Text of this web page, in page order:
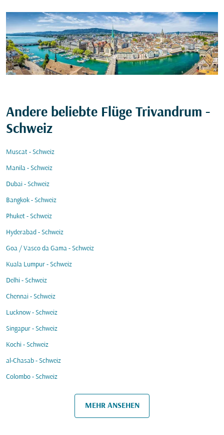
Andere beliebte Flüge Trivandrum -
Schweiz
Muscat - Schweiz
Manila - Schweiz
Dubai - Schweiz
Bangkok - Schweiz
Phuket - Schweiz
Hyderabad - Schweiz
Goa / Vasco da Gama - Schweiz
Kuala Lumpur - Schweiz
Delhi - Schweiz
Chennai - Schweiz
Lucknow - Schweiz
Singapur - Schweiz
Kochi - Schweiz
al-Chasab - Schweiz
Colombo - Schweiz
MEHR ANSEHEN